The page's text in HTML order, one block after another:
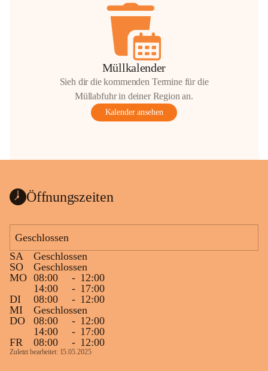
Müllkalender
Sieh dir die kommenden Termine für die
Müllabfuhr in deiner Region an.
Kalender ansehen
Öffnungszeiten
Geschlossen
SA
Geschlossen
SO
Geschlossen
MO 08:00 - 12:00
14:00
- 17:00
DI
08:00 - 12:00
MI
Geschlossen
DO
08:00 - 12:00
14:00
- 17:00
FR
08:00 - 12:00
Zuletzt bearbeitet: 15.05.2025